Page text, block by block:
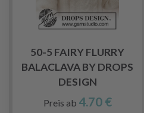
50-5 FAIRY FLURRY
BALACLAVA BY DROPS
DESIGN
Preis ab 4.70 €